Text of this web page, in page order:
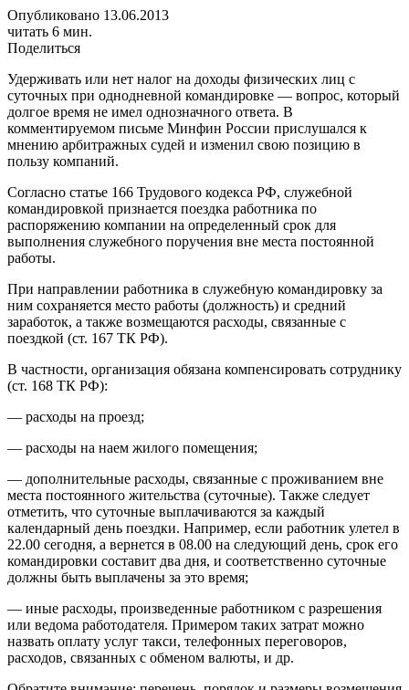
Опубликовано 13.06.2013
читать 6 мин.
Поделиться
Удерживать или нет налог на доходы физических лиц с
суточных при однодневной командировке — вопрос, который
долгое время не имел однозначного ответа. В
комментируемом письме Минфин России прислушался к
мнению арбитражных судей и изменил свою позицию в
пользу компаний.
Согласно статье 166 Трудового кодекса РФ, служебной
командировкой признается поездка работника по
распоряжению компании на определенный срок для
выполнения служебного поручения вне места постоянной
работы.
При направлении работника в служебную командировку за
ним сохраняется место работы (должность) и средний
заработок, а также возмещаются расходы, связанные с
поездкой (ст. 167 ТК РФ).
В частности, организация обязана компенсировать сотруднику
(ст. 168 ТК РФ):
— расходы на проезд;
— расходы на наем жилого помещения;
— дополнительные расходы, связанные с проживанием вне
места постоянного жительства (суточные). Также следует
отметить, что суточные выплачиваются за каждый
календарный день поездки. Например, если работник улетел в
22.00 сегодня, а вернется в 08.00 на следующий день, срок его
командировки составит два дня, и соответственно суточные
должны быть выплачены за это время;
— иные расходы, произведенные работником с разрешения
или ведома работодателя. Примером таких затрат можно
назвать оплату услуг такси, телефонных переговоров,
расходов, связанных с обменом валюты, и др.